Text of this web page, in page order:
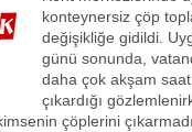
konteynersiz çöp
değişikliğe gidildi.
günü sonunda,
daha çok akşam
çıkardığı
çöplerini